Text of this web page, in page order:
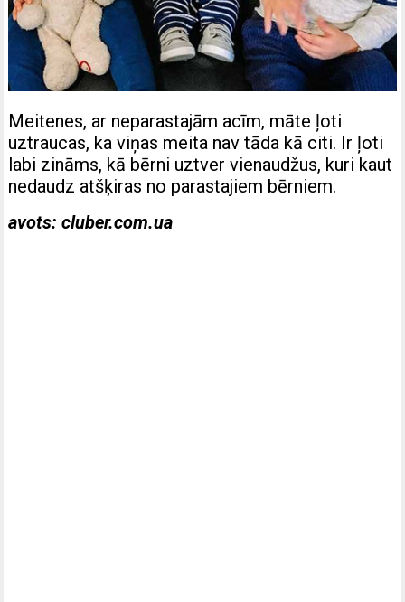
Meitenes, ar neparastajām acīm, māte ļoti
uztraucas, ka viņas meita nav tāda kā citi. Ir ļoti
labi zināms, kā bērni uztver vienaudžus, kuri kaut
nedaudz atšķiras no parastajiem bērniem.
avots: cluber.com.ua